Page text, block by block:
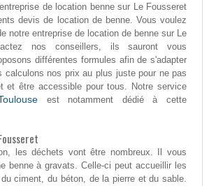
de location benne sur Le Fousseret
devis de location de benne. Vous voulez
notre entreprise de location de benne sur Le
nos conseillers, ils sauront vous
différentes formules afin de s'adapter
calculons nos prix au plus juste pour ne pas
et être accessible pour tous. Notre service
est notamment dédié à cette
les déchets vont être nombreux. Il vous
benne à gravats. Celle-ci peut accueillir les
ciment, du béton, de la pierre et du sable.